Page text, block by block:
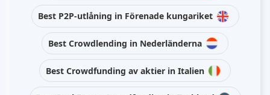
Best P2P-utlåning in Förenade kungariket
Best Crowdlending in Nederländerna
Best Crowdfunding av aktier in Italien